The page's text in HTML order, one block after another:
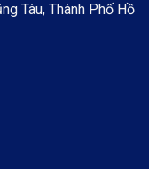
Tàu, Thành Phố Hồ